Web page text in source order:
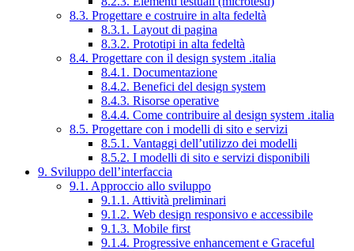
8.3. Progettare e costruire in alta fedeltà
8.3.1. Layout di pagina
8.3.2. Prototipi in alta fedeltà
8.4. Progettare con il design system .italia
8.4.1. Documentazione
8.4.2. Benefici del design system
8.4.3. Risorse operative
8.4.4. Come contribuire al design system .italia
8.5. Progettare con i modelli di sito e servizi
8.5.1. Vantaggi dell’utilizzo dei modelli
8.5.2. I modelli di sito e servizi disponibili
9. Sviluppo dell’interfaccia
9.1. Approccio allo sviluppo
9.1.1. Attività preliminari
9.1.2. Web design responsivo e accessibile
9.1.3. Mobile first
9.1.4. Progressive enhancement e Graceful